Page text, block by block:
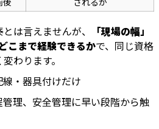
は言えませんが、
「現場の幅」
こまで経験できるかで、同じ資格
わります。
・器具付けだけ
理、安全管理に早い段階から触